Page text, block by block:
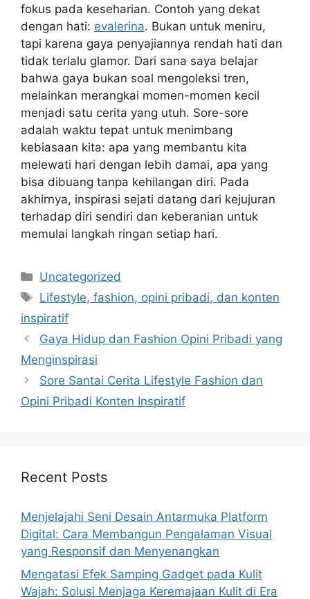
fokus pada keseharian. Contoh yang dekat
dengan hati: evalerina. Bukan untuk meniru,
tapi karena gaya penyajiannya rendah hati dan
tidak terlalu glamor. Dari sana saya belajar
bahwa gaya bukan soal mengoleksi tren,
melainkan merangkai momen-momen kecil
menjadi satu cerita yang utuh. Sore-sore
adalah waktu tepat untuk menimbang
kebiasaan kita: apa yang membantu kita
melewati hari dengan lebih damai, apa yang
bisa dibuang tanpa kehilangan diri. Pada
akhirnya, inspirasi sejati datang dari kejujuran
terhadap diri sendiri dan keberanian untuk
memulai langkah ringan setiap hari.
Categories
Uncategorized
Tags
Lifestyle, fashion, opini pribadi, dan konten
inspiratif
Gaya Hidup dan Fashion Opini Pribadi yang
Menginspirasi
Sore Santai Cerita Lifestyle Fashion dan
Opini Pribadi Konten Inspiratif
Recent Posts
Menjelajahi Seni Desain Antarmuka Platform
Digital: Cara Membangun Pengalaman Visual
yang Responsif dan Menyenangkan
Mengatasi Efek Samping Gadget pada Kulit
Wajah: Solusi Menjaga Keremajaan Kulit di Era